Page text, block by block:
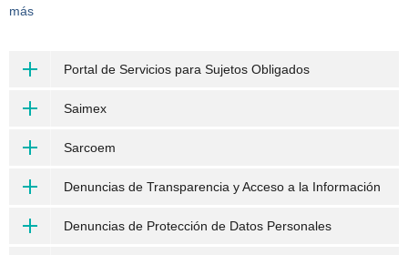
más
Portal de Servicios para Sujetos Obligados
Saimex
Sarcoem
Denuncias de Transparencia y Acceso a la Información
Denuncias de Protección de Datos Personales